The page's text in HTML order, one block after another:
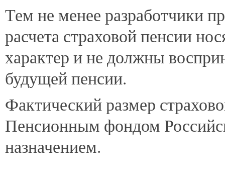
Тем не менее разработчики
расчета страховой пенсии
характер и не должны
будущей пенсии.
Фактический размер
Пенсионным фондом
назначением.